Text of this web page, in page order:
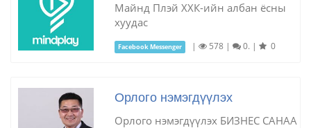
Майнд Плэй ХХК-ийн албан ёсны
хуудас
Facebook Messenger | 578 | 0. | 0
Орлого нэмэгдүүлэх
Орлого нэмэгдүүлэх БИЗНЕС САНАА